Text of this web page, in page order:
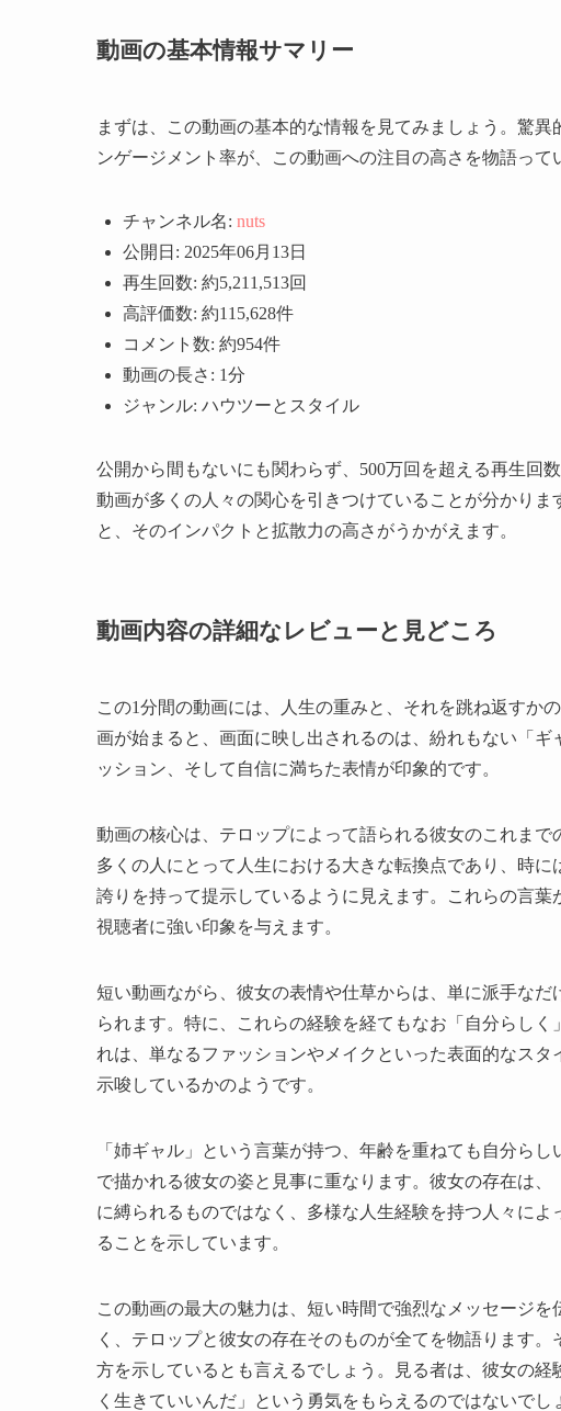
動画の基本情報サマリー
まずは、この動画の基本的な情報を見てみましょう。驚
ンゲージメント率が、この動画への注目の高さを物語って
チャンネル名: nuts
公開日: 2025年06月13日
再生回数: 約5,211,513回
高評価数: 約115,628件
コメント数: 約954件
動画の長さ: 1分
ジャンル: ハウツーとスタイル
公開から間もないにも関わらず、500万回を超える再生回
動画が多くの人々の関心を引きつけていることが分かり
と、そのインパクトと拡散力の高さがうかがえます。
動画内容の詳細なレビューと見どころ
この1分間の動画には、人生の重みと、それを跳ね返すか
画が始まると、画面に映し出されるのは、紛れもない「
ッション、そして自信に満ちた表情が印象的です。
動画の核心は、テロップによって語られる彼女のこれまで
多くの人にとって人生における大きな転換点であり、時
誇りを持って提示しているように見えます。これらの言葉
視聴者に強い印象を与えます。
短い動画ながら、彼女の表情や仕草からは、単に派手な
られます。特に、これらの経験を経てもなお「自分らし
れは、単なるファッションやメイクといった表面的なス
示唆しているかのようです。
「姉ギャル」という言葉が持つ、年齢を重ねても自分ら
で描かれる彼女の姿と見事に重なります。彼女の存在は
に縛られるものではなく、多様な人生経験を持つ人々に
ることを示しています。
この動画の最大の魅力は、短い時間で強烈なメッセージ
く、テロップと彼女の存在そのものが全てを物語ります
方を示しているとも言えるでしょう。見る者は、彼女の
く生きていいんだ」という勇気をもらえるのではないでし